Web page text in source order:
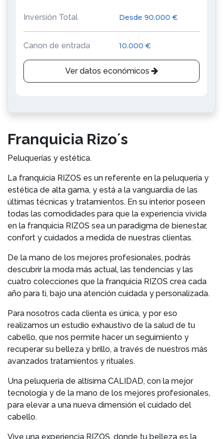
Inversión Total Desde 90.000 €
Canon de entrada 10.000 €
Ver datos económicos
Franquicia Rizo´s
Peluquerías y estética.
La franquicia RIZOS es un referente en la peluquería y
estética de alta gama, y está a la vanguardia de las
últimas técnicas y tratamientos. En su interior poseen
todas las comodidades para que la experiencia vivida
en la franquicia RIZOS sea un paradigma de bienestar,
confort y cuidados a medida de nuestras clientas.
De la mano de los mejores profesionales, podrás
descubrir la moda más actual, las tendencias y las
cuatro colecciones que la franquicia RIZOS crea cada
año para ti, bajo una atención cuidada y personalizada.
Para nosotros cada clienta es única, y por eso
realizamos un estudio exhaustivo de la salud de tu
cabello, que nos permite hacer un seguimiento y
recuperar su belleza y brillo, a través de nuestros más
avanzados tratamientos y rituales.
Una peluquería de altísima CALIDAD, con la mejor
tecnología y de la mano de los mejores profesionales,
para elevar a una nueva dimensión el cuidado del
cabello.
Vive una experiencia RIZOS, donde tu belleza es la